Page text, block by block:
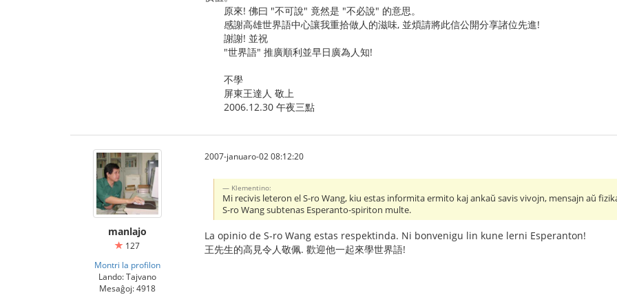
原來! 佛曰 "不可說" 竟然是 "不必說" 的意思。
感謝高雄世界語中心讓我重拾做人的滋味, 並煩請將此信公開分享諸位先進!
謝謝! 並祝
"世界語" 推廣順利並早日廣為人知!
不學
屏東王達人 敬上
2006.12.30 午夜三點
manlajo
127
Montri la profilon
Lando: Tajvano
Mesaĝoj: 4918
2007-januaro-02 08:12:20
Klementino:
Mi recivis leteron el S-ro Wang, kiu estas informita ermito kaj ankaŭ savis vivojn, mensajn aŭ
S-ro Wang subtenas Esperanto-spiriton multe.
La opinio de S-ro Wang estas respektinda. Ni bonvenigu lin kune lerni Esperanton!
王先生的高見令人敬佩. 歡迎他一起來學世界語!